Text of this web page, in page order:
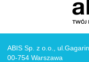
ABIS Sp. z o.o.,
00-754 Warszawa